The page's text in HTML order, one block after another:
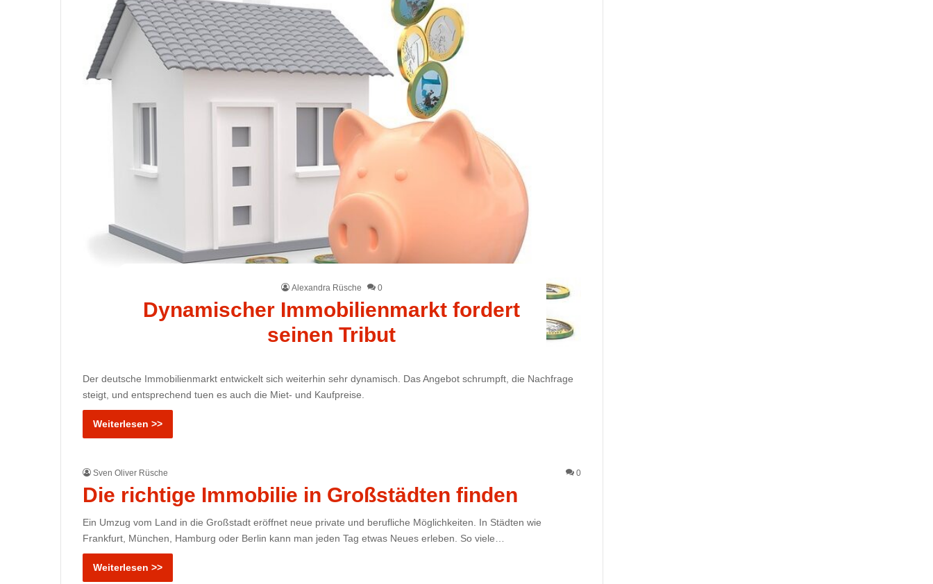
Alexandra Rüsche 0
Dynamischer Immobilienmarkt fordert
seinen Tribut
Der deutsche Immobilienmarkt entwickelt sich weiterhin sehr dynamisch. Das Angebot schrumpft, die Nachfrage
steigt, und entsprechend tuen es auch die Miet- und Kaufpreise.
Weiterlesen >>
Sven Oliver Rüsche 0
Die richtige Immobilie in Großstädten finden
Ein Umzug vom Land in die Großstadt eröffnet neue private und berufliche Möglichkeiten. In Städten wie
Frankfurt, München, Hamburg oder Berlin kann man jeden Tag etwas Neues erleben. So viele…
Weiterlesen >>